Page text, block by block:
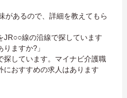
があるので、詳細を教えてもら
JR○○線の沿線で探しています
ますか?」
探しています。マイナビ介護職
おすすめの求人はあります